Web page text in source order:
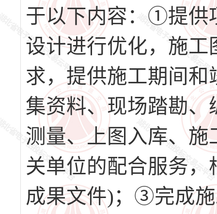
于以下内容：①提供
设计进行优化，施
求，提供施工期间
集资料、现场踏勘
测量、上图入库、
关单位的配合服务
成果文件)；③完成